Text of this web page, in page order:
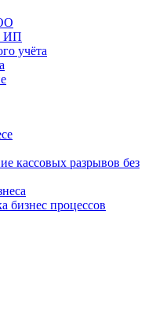
ИП
учёта
кассовых разрывов без
бизнес процессов